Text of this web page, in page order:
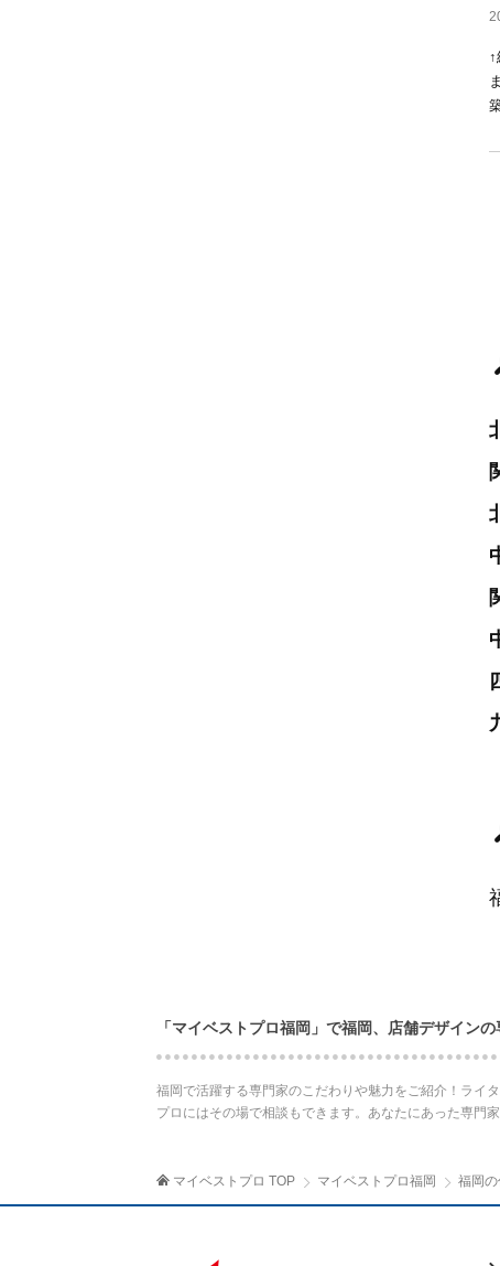
「マイベストプロ福岡」で福岡、店舗デザイン
福岡で活躍する専門家のこだわりや魅力をご紹介！ライ
プロにはその場で相談もできます。あなたにあった専門
マイベストプロ TOP マイベストプロ福岡 福岡